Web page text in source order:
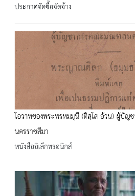
ประกาศจัดซื้อจัดจ้าง
โอวาทของพระพรหมมุนี (ติสฺโส อ้วน) ผู้บั
นครราชสีมา
หนังสืออิเล็กทรอนิกส์